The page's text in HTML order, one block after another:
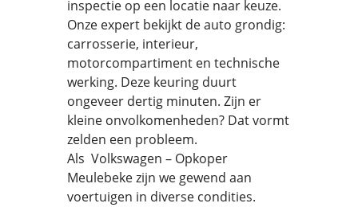
inspectie op een locatie naar keuze.
Onze expert bekijkt de auto grondig:
carrosserie, interieur,
motorcompartiment en technische
werking. Deze keuring duurt
ongeveer dertig minuten. Zijn er
kleine onvolkomenheden? Dat vormt
zelden een probleem.
Als Volkswagen – Opkoper
Meulebeke zijn we gewend aan
voertuigen in diverse condities.